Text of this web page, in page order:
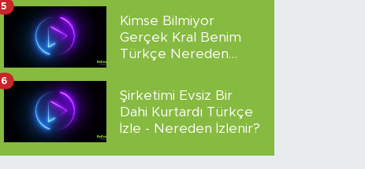
Kimse Bilmiyor
Gerçek Kral Benim
Türkçe Nereden
5
Şirketimi Evsiz Bir
Dahi Kurtardı Türkçe
İzle - Nereden İzlenir?
6